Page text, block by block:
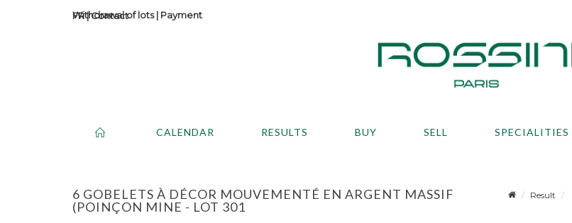
Contact
Withdrawal of lots| Payment
CALENDAR RESULTS BUY SELL SPECIALITIES
6 GOBELETS À DÉCOR MOUVEMENTÉ EN ARGENT MASSIF
(POINÇON MINE - LOT 301
Result